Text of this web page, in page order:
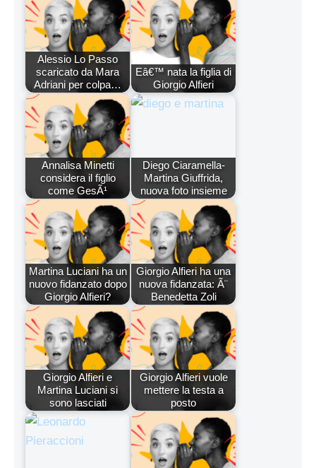
Alessio Lo Passo
scaricato da Mara
Adriani per colpa…
Eâ€™ nata la figlia di
Giorgio Alfieri
Annalisa Minetti
considera il figlio
come GesÃ¹
Diego Ciaramella-
Martina Giuffrida,
nuova foto insieme
Martina Luciani ha un
nuovo fidanzato dopo
Giorgio Alfieri?
Giorgio Alfieri ha una
nuova fidanzata: Ã¨
Benedetta Zoli
Giorgio Alfieri e
Martina Luciani si
sono lasciati
Giorgio Alfieri vuole
mettere la testa a
posto